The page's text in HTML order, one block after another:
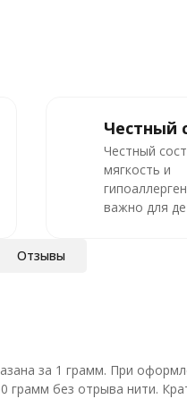
Честный
Честный
мягкость и
важно для
Отзывы
за 1 грамм. При
грамм без отрыва нити.